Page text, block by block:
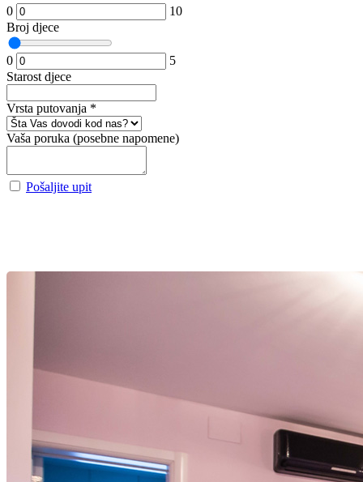
0
10
Broj djece
0
5
Starost djece
Vrsta putovanja *
Vaša poruka (posebne napomene)
Pošaljite upit